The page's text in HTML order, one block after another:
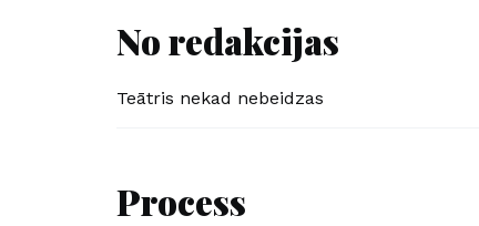
No redakcijas
Teātris nekad nebeidzas
Process